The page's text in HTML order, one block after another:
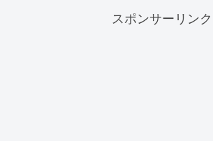
スポンサーリンク